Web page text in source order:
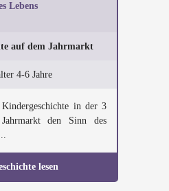
Lebens
auf dem Jahrmarkt
4-6 Jahre
in der 3
den Sinn des
lesen